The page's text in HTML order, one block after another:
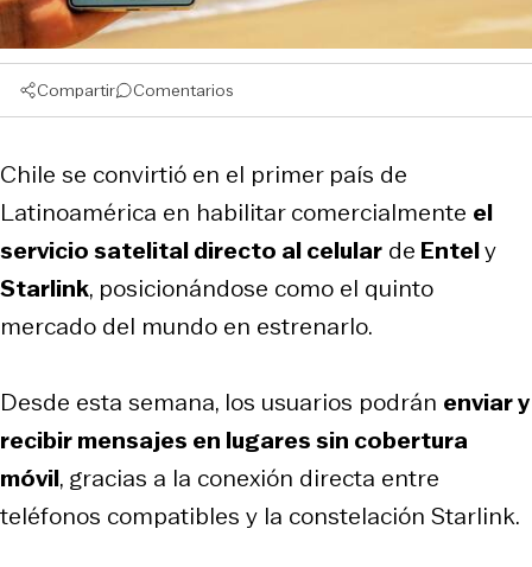
Compartir Comentarios
Chile se convirtió en el primer país de
Latinoamérica en habilitar comercialmente el
servicio satelital directo al celular de Entely
Starlink, posicionándose como el quinto
mercado del mundo en estrenarlo.
Desde esta semana, los usuarios podrán enviar y
recibir mensajes en lugares sin cobertura
móvil, gracias a la conexión directa entre
teléfonos compatibles y la constelación Starlink.